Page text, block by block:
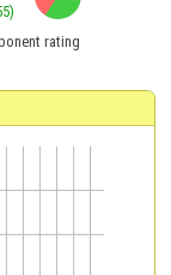
rating